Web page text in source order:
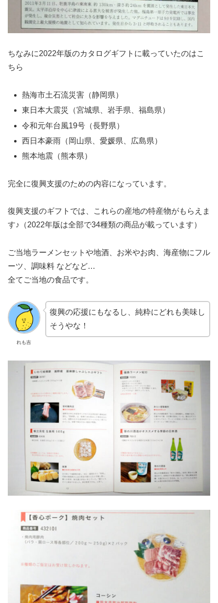
ちなみに2022年版のカタログギフトに載っていたのはこ
ちら
熱海市土石流災害（静岡県）
東日本大震災（宮城県、岩手県、福島県）
令和元年台風19号（長野県）
西日本豪雨（岡山県、愛媛県、広島県）
熊本地震（熊本県）
完全に復興支援のための内容になっています。
復興支援のギフトでは、これらの産地の特産物がもらえま
す♪（2022年版は全部で34種類の商品が載っています）
ご当地ラーメンセットや地酒、お米やお肉、海産物にフル
ーツ、調味料 などなど…
全てご当地の食品です。
れも吉
復興の応援にもなるし、純粋にどれも美味し
そうやな！